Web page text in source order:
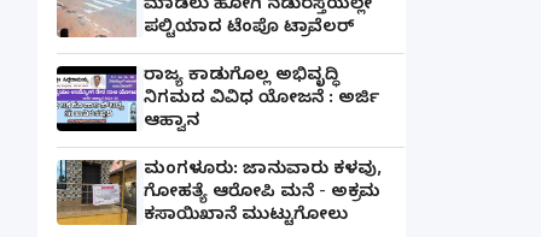
ಮಾಡಲು ಹೋಗಿ ನಡುರಸ್ತೆಯಲ್ಲೇ
ಪಲ್ಟಿಯಾದ ಟೆಂಪೊ ಟ್ರಾವೆಲರ್
ರಾಜ್ಯ ಕಾಡುಗೊಲ್ಲ ಅಭಿವೃದ್ಧಿ
ನಿಗಮದ ವಿವಿಧ ಯೋಜನೆ : ಅರ್ಜಿ
ಆಹ್ವಾನ
ಮಂಗಳೂರು: ಜಾನುವಾರು ಕಳವು,
ಗೋಹತ್ಯೆ ಆರೋಪಿ ಮನೆ - ಅಕ್ರಮ
ಕಸಾಯಿಖಾನೆ ಮುಟ್ಟುಗೋಲು